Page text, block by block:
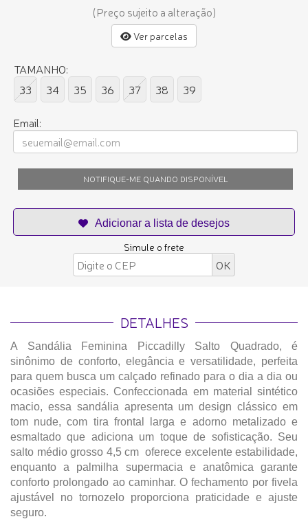
(Preço sujeito a alteração)
Ver parcelas
TAMANHO:
33
34 35 36 37 38 39
Email:
NOTIFIQUE-ME QUANDO DISPONÍVEL
Simule o frete
DETALHES
A Sandália Feminina Piccadilly Salto Quadrado, é
sinônimo de conforto, elegância e versatilidade, perfeita
para quem busca um calçado refinado para o dia a dia ou
ocasiões especiais. Confeccionada em material sintético
macio, essa sandália apresenta um design clássico em
tom nude, com tira frontal larga e adorno metalizado e
esmaltado que adiciona um toque de sofisticação. Seu
salto médio grosso 4,5 cm oferece excelente estabilidade,
enquanto a palmilha supermacia e anatômica garante
conforto prolongado ao caminhar. O fechamento por fivela
ajustável no tornozelo proporciona praticidade e ajuste
seguro.